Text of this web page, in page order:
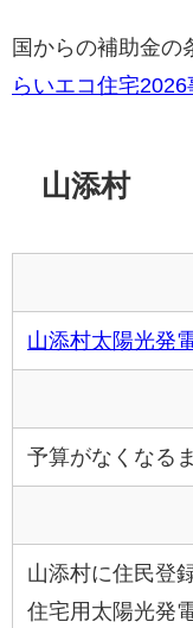
国からの補助金の
らいエコ住宅2026
山添村
山添村太陽光発
予算がなくなる
山添村に住民登
住宅用太陽光発